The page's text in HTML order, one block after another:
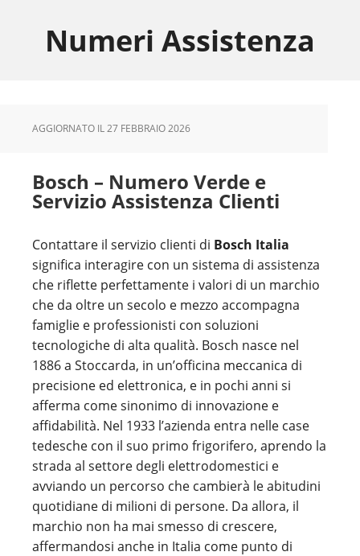
primaryNumeri Assistenza
AGGIORNATO IL27 FEBBRAIO 2026
Bosch – Numero Verde e
Servizio Assistenza Clienti
Contattare il servizio clienti di Bosch Italia
significa interagire con un sistema di assistenza
che riflette perfettamente i valori di un marchio
che da oltre un secolo e mezzo accompagna
famiglie e professionisti con soluzioni
tecnologiche di alta qualità. Bosch nasce nel
1886 a Stoccarda, in un’officina meccanica di
precisione ed elettronica, e in pochi anni si
afferma come sinonimo di innovazione e
affidabilità. Nel 1933 l’azienda entra nelle case
tedesche con il suo primo frigorifero, aprendo la
strada al settore degli elettrodomestici e
avviando un percorso che cambierà le abitudini
quotidiane di milioni di persone. Da allora, il
marchio non ha mai smesso di crescere,
affermandosi anche in Italia come punto di